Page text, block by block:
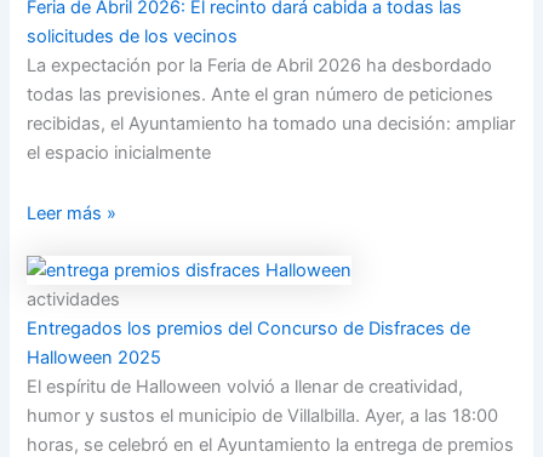
Feria de Abril 2026: El recinto dará cabida a todas las
solicitudes de los vecinos
La expectación por la Feria de Abril 2026 ha desbordado
todas las previsiones. Ante el gran número de peticiones
recibidas, el Ayuntamiento ha tomado una decisión: ampliar
el espacio inicialmente
Leer más »
actividades
Entregados los premios del Concurso de Disfraces de
Halloween 2025
El espíritu de Halloween volvió a llenar de creatividad,
humor y sustos el municipio de Villalbilla. Ayer, a las 18:00
horas, se celebró en el Ayuntamiento la entrega de premios